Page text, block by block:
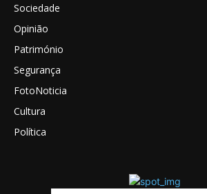
Sociedade
Opinião
Património
Segurança
FotoNoticia
Cultura
Política